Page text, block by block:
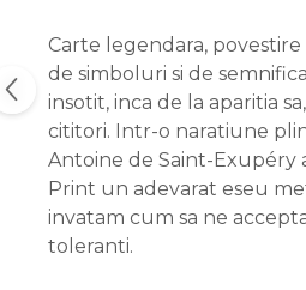
Carte legendara,
de simboluri si de
insotit, inca de la aparitia
cititori. Intr-o naratiune
Antoine de Saint-Exupéry
Print un adevarat eseu
invatam cum sa ne
toleranti.